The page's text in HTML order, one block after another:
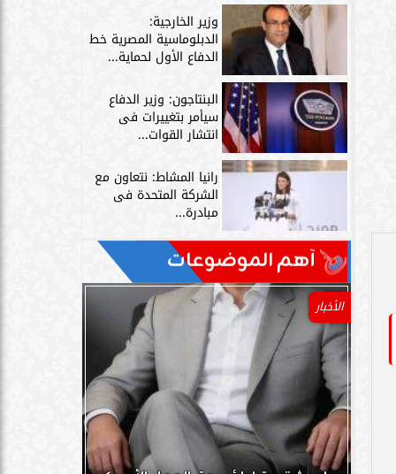
وزير الخارجية:
الدبلوماسية المصرية خط
الدفاع الأول لحماية...
البنتاجون: وزير الدفاع
سيأمر بتغييرات فى
انتشار القوات...
رانيا المشاط: نتعاون مع
الشركة المتحدة فى
مبادرة...
آهم الموضوعات
الأخبار